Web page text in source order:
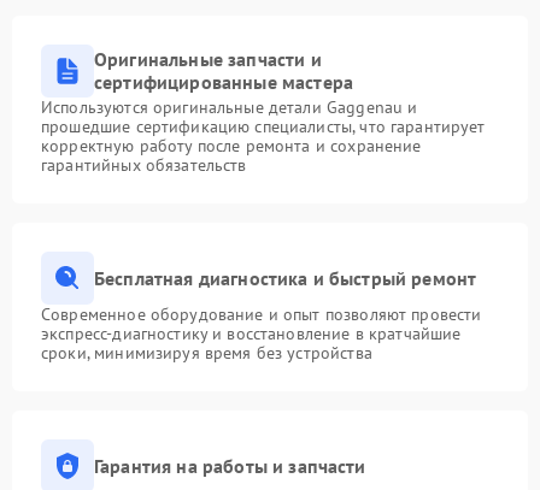
Оригинальные запчасти и
сертифицированные мастера
Используются оригинальные детали Gaggenau и
прошедшие сертификацию специалисты, что гарантирует
корректную работу после ремонта и сохранение
гарантийных обязательств
Бесплатная диагностика и быстрый ремонт
Современное оборудование и опыт позволяют провести
экспресс-диагностику и восстановление в кратчайшие
сроки, минимизируя время без устройства
Гарантия на работы и запчасти